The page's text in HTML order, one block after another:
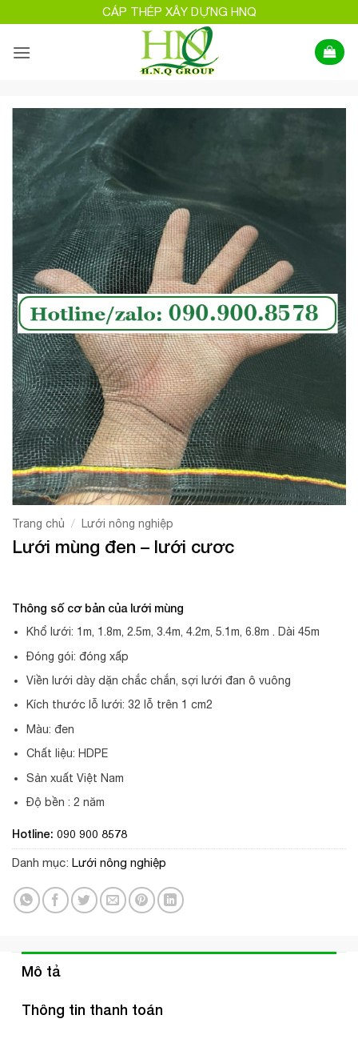
qua
nội
CÁP THÉP XÂY DỰNG HNQ
Trang chủ / Lưới nông nghiệp
Lưới mùng đen – lưới cươc
Thông số cơ bản của lưới mùng
Khổ lưới: 1m, 1.8m, 2.5m, 3.4m, 4.2m, 5.1m, 6.8m . Dài 45m
Đóng gói: đóng xấp
Viền lưới dày dặn chắc chắn, sợi lưới đan ô vuông
Kích thước lỗ lưới: 32 lỗ trên 1 cm2
Màu: đen
Chất liệu: HDPE
Sản xuất Việt Nam
Độ bền : 2 năm
Hotline: 090 900 8578
Danh mục: Lưới nông nghiệp
Mô tả
Thông tin thanh toán